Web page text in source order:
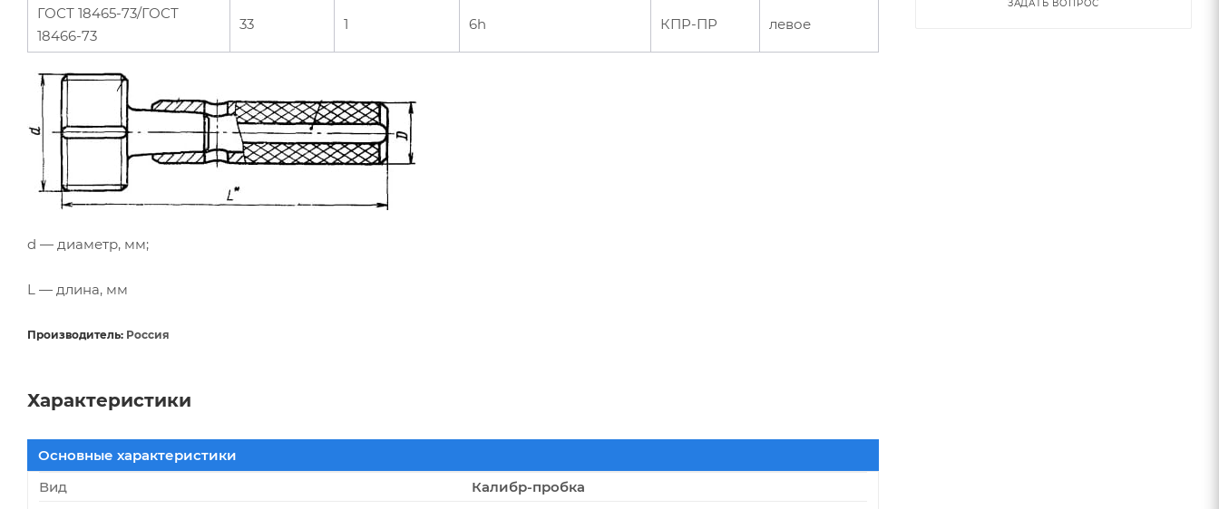
ГОСТ 18465-73/ГОСТ
18466-73
33 1 6h КПР-ПР левое
d — диаметр, мм;
L — длина, мм
Производитель: Россия
Характеристики
Основные характеристики
Вид
Калибр-пробка
ЗАДАТЬ ВОПРОС